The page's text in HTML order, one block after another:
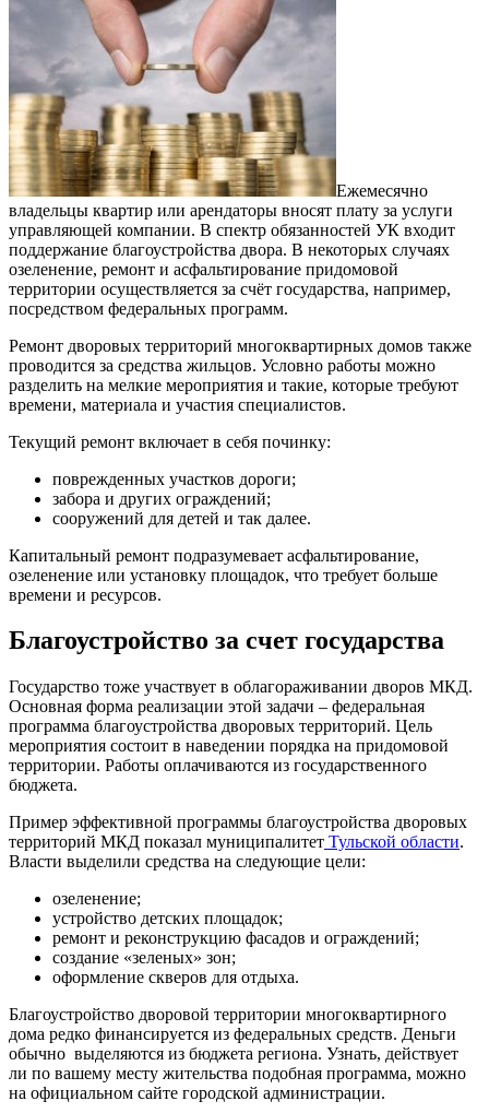
Ежемесячно
владельцы квартир или арендаторы вносят плату за услуги
управляющей компании. В спектр обязанностей УК входит
поддержание благоустройства двора. В некоторых случаях
озеленение, ремонт и асфальтирование придомовой
территории осуществляется за счёт государства, например,
посредством федеральных программ.
Ремонт дворовых территорий многоквартирных домов также
проводится за средства жильцов. Условно работы можно
разделить на мелкие мероприятия и такие, которые требуют
времени, материала и участия специалистов.
Текущий ремонт включает в себя починку:
поврежденных участков дороги;
забора и других ограждений;
сооружений для детей и так далее.
Капитальный ремонт подразумевает асфальтирование,
озеленение или установку площадок, что требует больше
времени и ресурсов.
Благоустройство за счет государства
Государство тоже участвует в облагораживании дворов МКД.
Основная форма реализации этой задачи – федеральная
программа благоустройства дворовых территорий. Цель
мероприятия состоит в наведении порядка на придомовой
территории. Работы оплачиваются из государственного
бюджета.
Пример эффективной программы благоустройства дворовых
территорий МКД показал муниципалитет Тульской области.
Власти выделили средства на следующие цели:
озеленение;
устройство детских площадок;
ремонт и реконструкцию фасадов и ограждений;
создание «зеленых» зон;
оформление скверов для отдыха.
Благоустройство дворовой территории многоквартирного
дома редко финансируется из федеральных средств. Деньги
обычно выделяются из бюджета региона. Узнать, действует
ли по вашему месту жительства подобная программа, можно
на официальном сайте городской администрации.